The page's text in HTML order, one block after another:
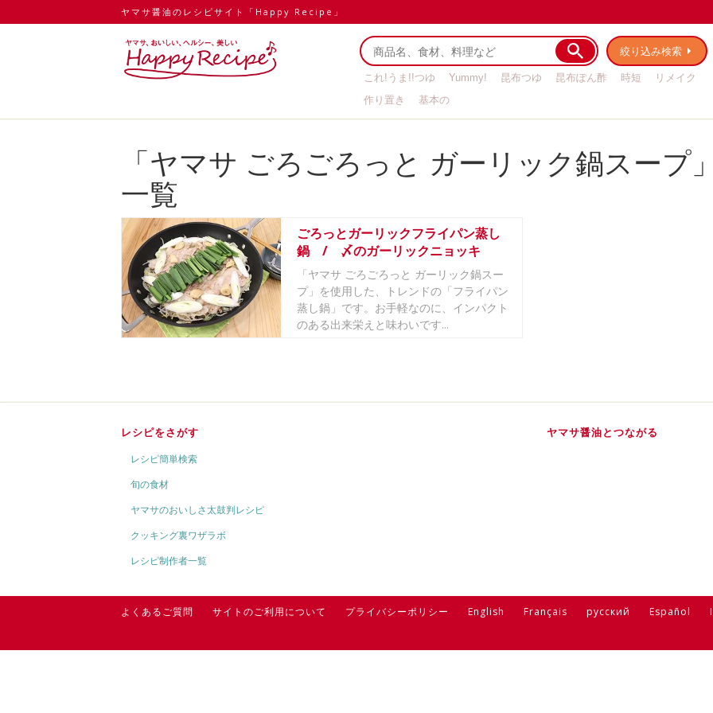
ヤマサ醤油のレシピサイト「Happy Recipe」
絞り込み検索
これ!うま!!つゆ Yummy! 昆布つゆ 昆布ぽん酢 時短
リメイク
作り置き
基本の
「ヤマサ ごろごろっと ガーリック鍋スープ
一覧
ごろっとガーリックフライパン蒸し
鍋 / 〆のガーリックニョッキ
「ヤマサ ごろごろっと ガーリック鍋スー
プ」を使用した、トレンドの「フライパン
蒸し鍋」です。お手軽なのに、インパクト
のある出来栄えと味わいです...
レシピをさがす
レシピ簡単検索
旬の食材
ヤマサのおいしさ太鼓判レシピ
クッキング裏ワザラボ
レシピ制作者一覧
ヤマサ醤油とつながる
よくあるご質問 サイトのご利用について プライバシーポリシー English Français русский Español